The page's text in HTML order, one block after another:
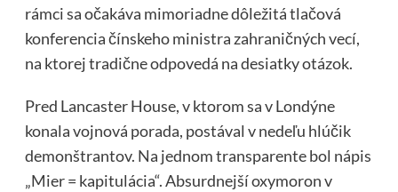
rámci sa očakáva mimoriadne dôležitá tlačová
konferencia čínskeho ministra zahraničných vecí,
na ktorej tradične odpovedá na desiatky otázok.
Pred Lancaster House, v ktorom sa v Londýne
konala vojnová porada, postával v nedeľu hlúčik
demonštrantov. Na jednom transparente bol nápis
„Mier = kapitulácia“. Absurdnejší oxymoron v